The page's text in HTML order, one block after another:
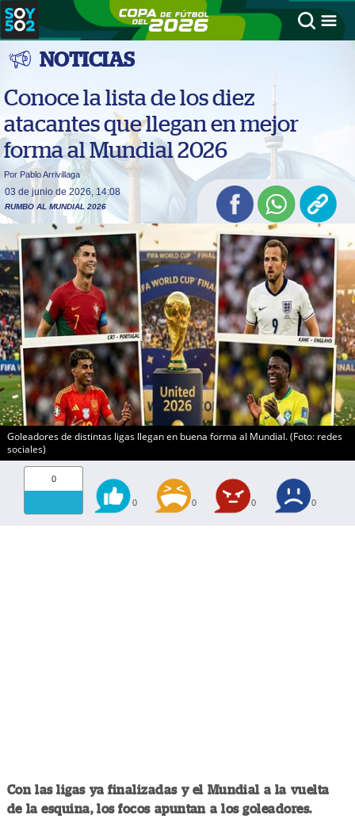
NOTICIAS
Conoce la lista de los diez
atacantes que llegan en mejor
forma al Mundial 2026
Por Pablo Arrivillaga
03 de junio de 2026, 14:08
RUMBO AL MUNDIAL 2026
Goleadores de distintas ligas llegan en buena forma al Mundial. (Foto: redes
sociales)
0
0 0 0 0
Con las ligas ya finalizadas y el Mundial a la vuelta
de la esquina, los focos apuntan a los goleadores.